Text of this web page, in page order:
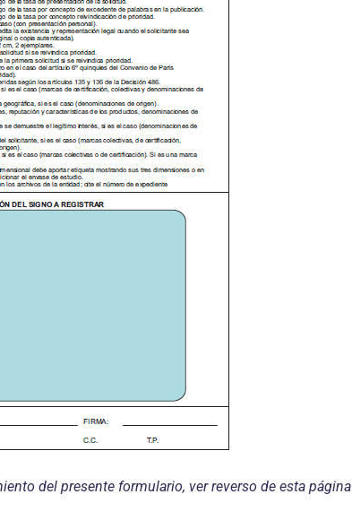
del presente formulario, ver reverso de esta página